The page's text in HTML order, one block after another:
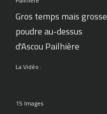
Gros temps mais grosse
poudre au-dessus
d'Ascou Pailhière
La Vidéo :
15 Images